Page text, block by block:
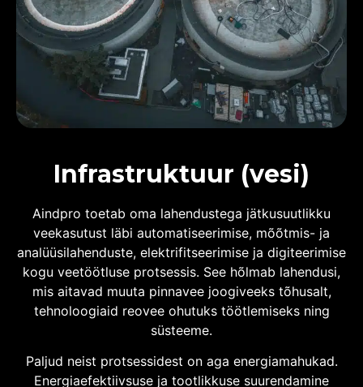
Infrastruktuur (vesi)
Aindpro toetab oma lahendustega jätkusuutlikku
veekasutust läbi automatiseerimise, mõõtmis- ja
analüüsilahenduste, elektrifitseerimise ja digiteerimise
kogu veetöötluse protsessis. See hõlmab lahendusi,
mis aitavad muuta pinnavee joogiveeks tõhusalt,
tehnoloogiaid reovee ohutuks töötlemiseks ning
süsteeme.
Paljud neist protsessidest on aga energiamahukad.
Energiaefektiivsuse ja tootlikkuse suurendamine